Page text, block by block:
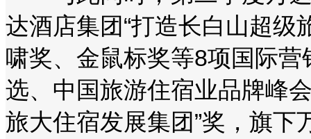
达酒店集团“打造长白山超级
啸奖、金鼠标奖等8项国际
选、中国旅游住宿业品牌峰
旅大住宿发展集团”奖，旗